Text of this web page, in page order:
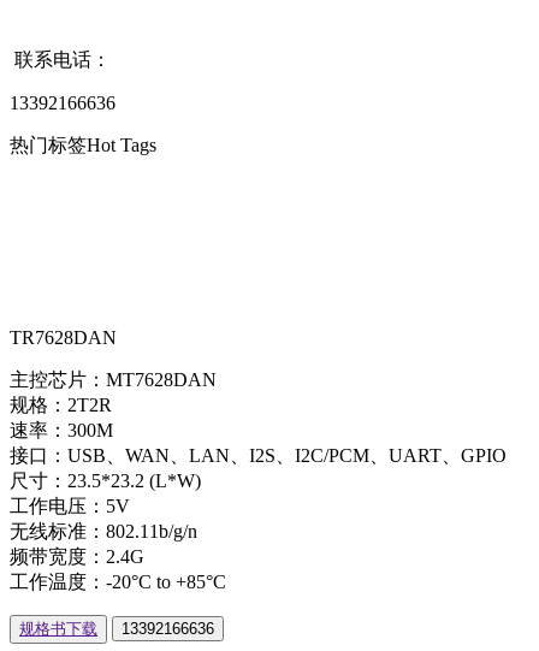
联系电话：
13392166636
热门标签Hot Tags
TR7628DAN
主控芯片：MT7628DAN
规格：2T2R
速率：300M
接口：USB、WAN、LAN、I2S、I2C/PCM、UART、GPIO
尺寸：23.5*23.2 (L*W)
工作电压：5V
无线标准：802.11b/g/n
频带宽度：2.4G
工作温度：-20°C to +85°C
规格书下载 13392166636